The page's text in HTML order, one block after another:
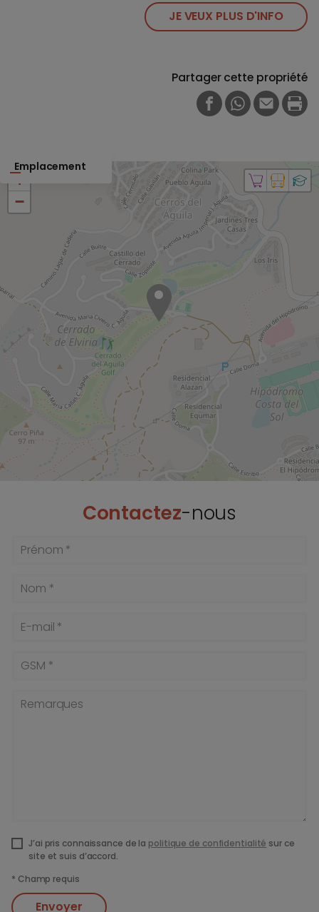
JE VEUX PLUS D'INFO
Partager cette propriété
FACEBOOK
WHATSAPP
E-MAIL
Emplacement
+
−
Contactez-nous
Prénom *
Nom *
E-mail *
GSM *
Remarques
J’ai pris connaissance de la politique de confidentialité sur ce
site et suis d’accord.
* Champ requis
Envoyer